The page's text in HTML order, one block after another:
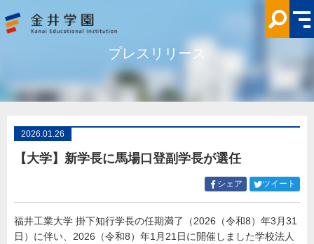
学】
新
学
副
プレスリリース
2026.01.26
【大学】新学長に馬場口登副学長が選任
シェア Facebook
ェ
ア
ツイート
ェ
福井工業大学 掛下知行学長の任期満了（2026（令和8）年3月31
日）に伴い、2026（令和8）年1月21日に開催しました学校法人